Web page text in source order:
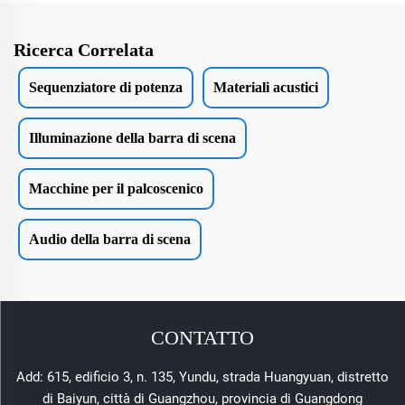
Ricerca Correlata
Sequenziatore di potenza Materiali acustici
Illuminazione della barra di scena
Macchine per il palcoscenico
Audio della barra di scena
CONTATTO
Add: 615, edificio 3, n. 135, Yundu, strada Huangyuan, distretto
di Baiyun, città di Guangzhou, provincia di Guangdong